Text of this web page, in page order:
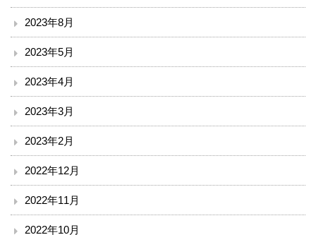
脳神経外科
皮膚科
産婦人科
眼科
耳鼻咽喉科
2023年8月
2023年5月
2023年4月
2023年3月
2023年2月
2022年12月
2022年11月
2022年10月